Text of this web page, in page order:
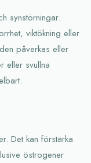
synstörningar.
viktökning eller
påverkas eller
eller svullna
Det kan förstärka
östrogener